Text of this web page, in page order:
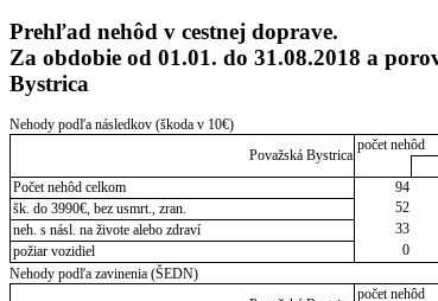
Prehľad nehôd v cestnej doprave.
Za obdobie od 01.01. do 31.08.2018 a
Bystrica
Nehody podľa následkov (škoda v 10€)
Považská Bystrica
počet nehôd
Počet nehôd celkom
94
šk. do 3990€, bez usmrt., zran.
52
neh. s násl. na živote alebo zdraví
33
požiar vozidiel
0
Nehody podľa zavinenia (ŠEDN)
počet nehôd